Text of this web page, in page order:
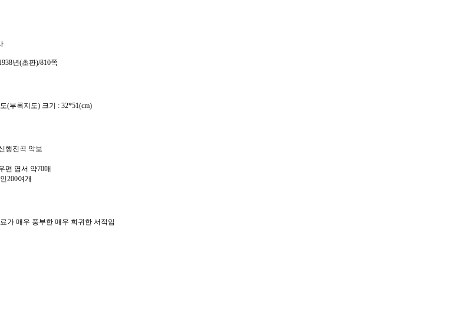
년(초판)/810쪽
(부록지도) 크기 : 32*51(cm)
행진곡 악보
편 엽서 약70매
200여개
가 매우 풍부한 매우 희귀한 서적임